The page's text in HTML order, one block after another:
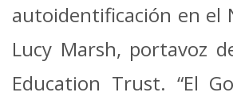
autoidentificación en el
Lucy Marsh, portavoz
Education Trust. “El